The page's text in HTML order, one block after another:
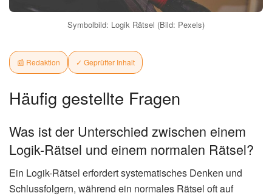
Symbolbild: Logik Rätsel (Bild: Pexels)
📰 Redaktion ✓ Geprüfter Inhalt
Häufig gestellte Fragen
Was ist der Unterschied zwischen einem
Logik-Rätsel und einem normalen Rätsel?
Ein Logik-Rätsel erfordert systematisches Denken und
Schlussfolgern, während ein normales Rätsel oft auf